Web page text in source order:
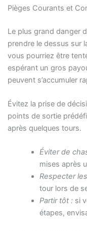
Pièges Courants et
Le plus grand danger
prendre le dessus sur
vous pourriez être
espérant un gros
peuvent s’accumuler
Évitez la prise de
points de sortie
après quelques tours.
Éviter de
mises après
Respecter
tour lors de
Partir tôt : si
étapes,